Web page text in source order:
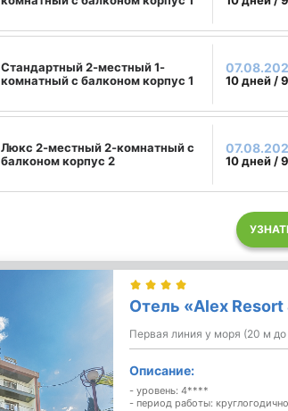
Стандартный 2-местный 1-
комнатный с балконом корпус 1
10 дней /
Люкс 2-местный 2-комнатный с
балконом корпус 2
10 дней /
Отель «Alex Resort
Первая линия у моря (20 м
Описание:
- уровень: 4****
- период работы: круглогодично